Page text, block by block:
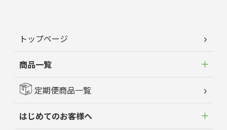
トップページ
商品一覧
定期便商品一覧
はじめてのお客様へ